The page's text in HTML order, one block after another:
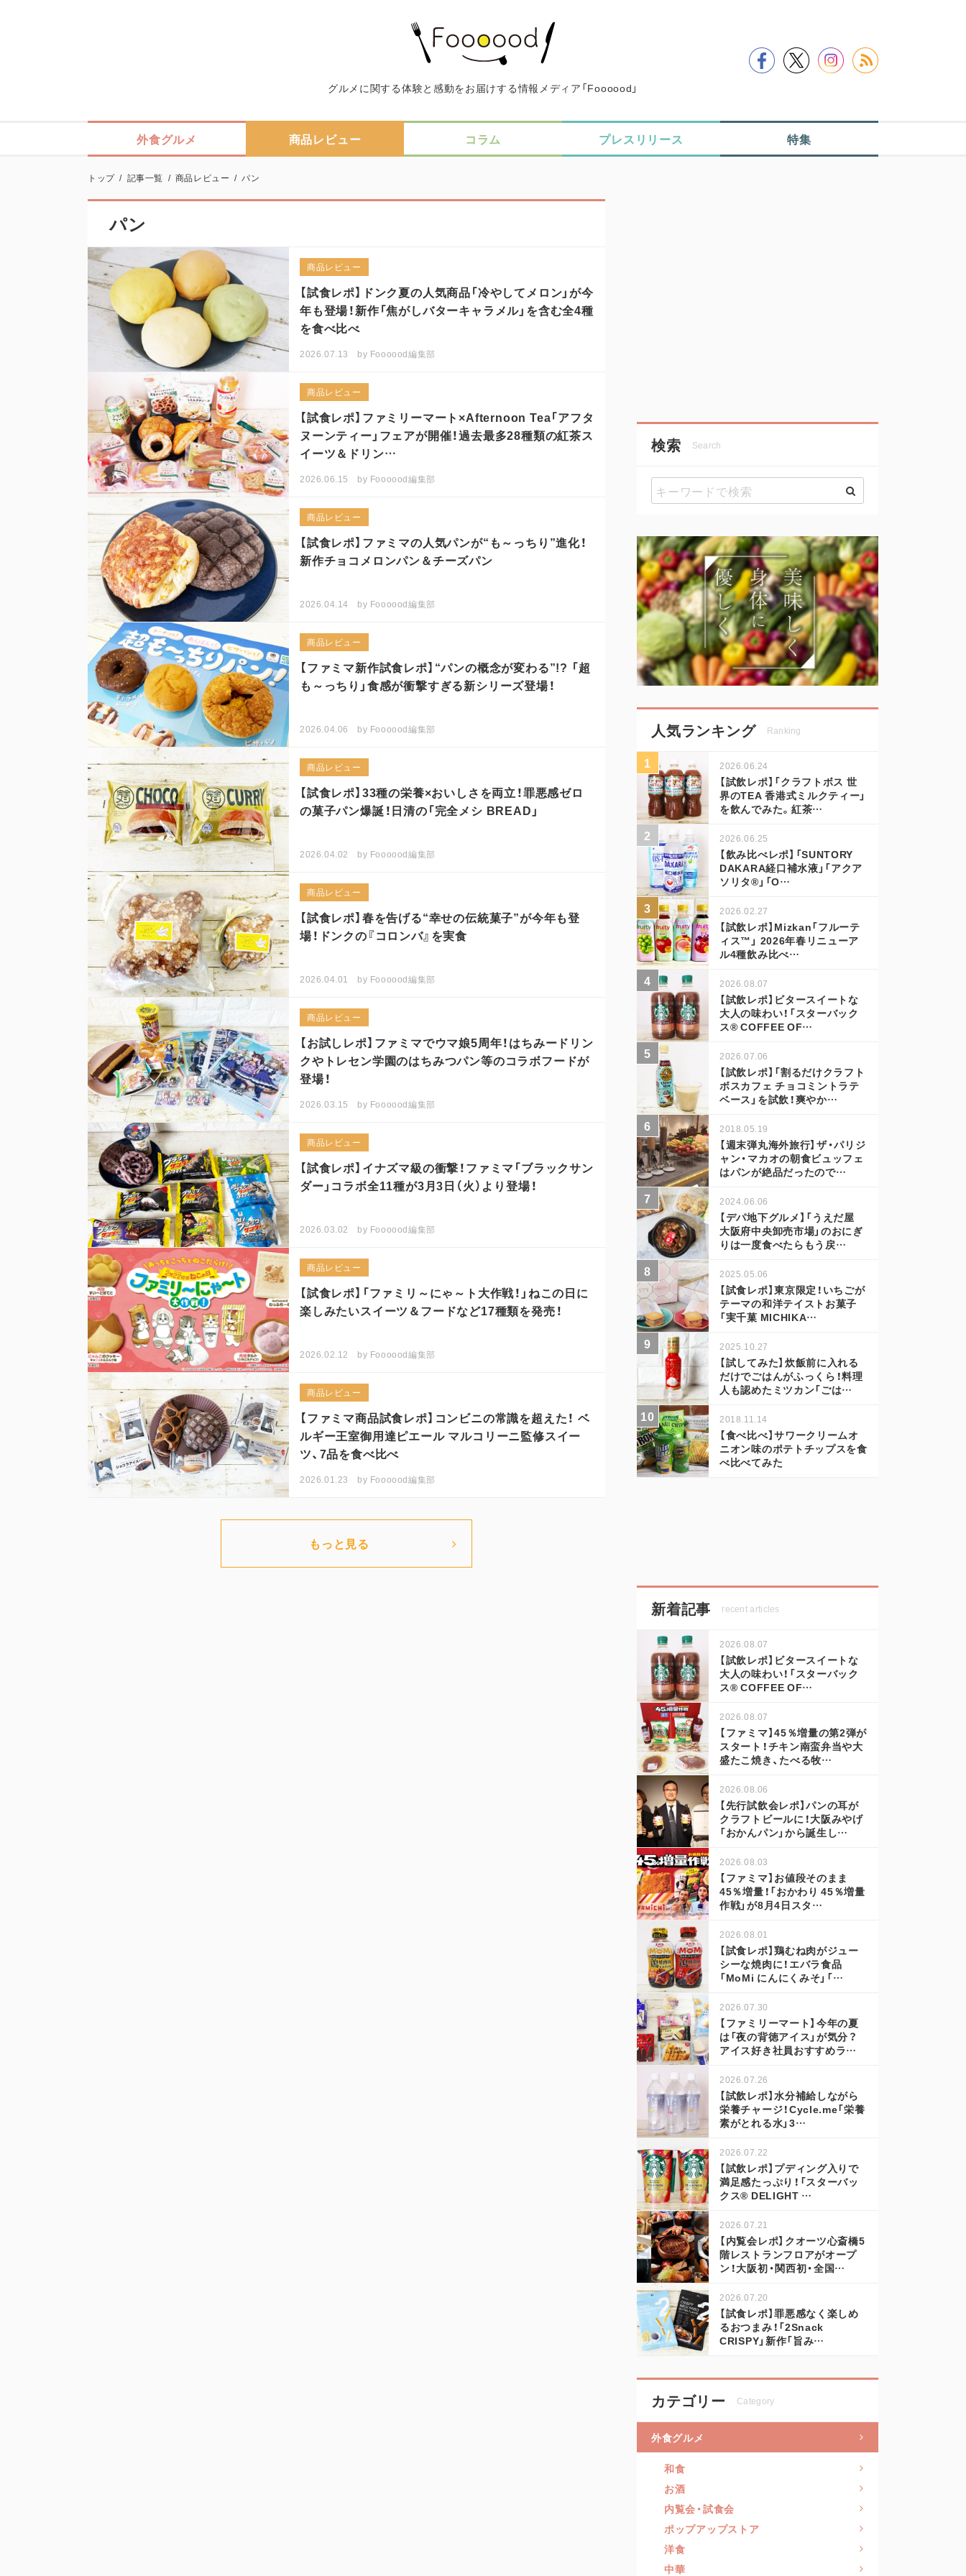
グルメに関する体験と感動をお届けする情報メディア「Foooood」
外食グルメ 商品レビュー コラム プレスリリース 特集
トップ / 記事一覧 / 商品レビュー / パン
パン
商品レビュー
【試食レポ】ドンク夏の人気商品「冷やしてメロン」が今
年も登場！新作「焦がしバターキャラメル」を含む全4種
を食べ比べ
2026.07.13 by Foooood編集部
商品レビュー
【試食レポ】ファミリーマート×Afternoon Tea「アフタ
ヌーンティー」フェアが開催！過去最多28種類の紅茶ス
イーツ＆ドリン…
2026.06.15 by Foooood編集部
商品レビュー
【試食レポ】ファミマの人気パンが“も～っちり”進化！
新作チョコメロンパン＆チーズパン
2026.04.14 by Foooood編集部
商品レビュー
【ファミマ新作試食レポ】“パンの概念が変わる”!? 「超
も～っちり」食感が衝撃すぎる新シリーズ登場！
2026.04.06 by Foooood編集部
商品レビュー
【試食レポ】33種の栄養×おいしさを両立！罪悪感ゼロ
の菓子パン爆誕！日清の「完全メシ BREAD」
2026.04.02 by Foooood編集部
商品レビュー
【試食レポ】春を告げる“幸せの伝統菓子”が今年も登
場！ドンクの『コロンバ』を実食
2026.04.01 by Foooood編集部
商品レビュー
【お試しレポ】ファミマでウマ娘5周年！はちみードリン
クやトレセン学園のはちみつパン等のコラボフードが
登場！
2026.03.15 by Foooood編集部
商品レビュー
【試食レポ】イナズマ級の衝撃！ファミマ「ブラックサン
ダー」コラボ全11種が3月3日（火）より登場！
2026.03.02 by Foooood編集部
商品レビュー
【試食レポ】「ファミリ～にゃ～ト大作戦！」ねこの日に
楽しみたいスイーツ＆フードなど17種類を発売！
2026.02.12 by Foooood編集部
商品レビュー
【ファミマ商品試食レポ】コンビニの常識を超えた！ ベ
ルギー王室御用達ピエール マルコリーニ監修スイー
ツ、7品を食べ比べ
2026.01.23 by Foooood編集部
もっと見る
検索 Search
人気ランキング Ranking
2026.06.24
【試飲レポ】「クラフトボス 世
界のTEA 香港式ミルクティー」
を飲んでみた。紅茶…
2026.06.25
【飲み比べレポ】「SUNTORY
DAKARA経口補水液」「アクア
ソリタ®」「O…
2026.02.27
【試飲レポ】Mizkan「フルーテ
ィス™」 2026年春リニューア
ル4種飲み比べ…
2026.08.07
【試飲レポ】ビタースイートな
大人の味わい！「スターバック
ス® COFFEE OF…
2026.07.06
【試飲レポ】「割るだけクラフト
ボスカフェ チョコミントラテ
ベース」を試飲！爽やか…
2018.05.19
【週末弾丸海外旅行】ザ・パリジ
ャン・マカオの朝食ビュッフェ
はパンが絶品だったので…
2024.06.06
【デパ地下グルメ】「うえだ屋
大阪府中央卸売市場」のおにぎ
りは一度食べたらもう戻…
2025.05.06
【試食レポ】東京限定！いちごが
テーマの和洋テイストお菓子
「実千菓 MICHIKA…
2025.10.27
【試してみた】炊飯前に入れる
だけでごはんがふっくら！料理
人も認めたミツカン「ごは…
2018.11.14
【食べ比べ】サワークリームオ
ニオン味のポテトチップスを食
べ比べてみた
新着記事 recent articles
2026.08.07
【試飲レポ】ビタースイートな
大人の味わい！「スターバック
ス® COFFEE OF…
2026.08.07
【ファミマ】45％増量の第2弾が
スタート！チキン南蛮弁当や大
盛たこ焼き、たべる牧…
2026.08.06
【先行試飲会レポ】パンの耳が
クラフトビールに！大阪みやげ
「おかんパン」から誕生し…
2026.08.03
【ファミマ】お値段そのまま
45％増量！「おかわり 45％増量
作戦」が8月4日スタ…
2026.08.01
【試食レポ】鶏むね肉がジュー
シーな焼肉に！エバラ食品
「MoMi にんにくみそ」「…
2026.07.30
【ファミリーマート】今年の夏
は「夜の背徳アイス」が気分？
アイス好き社員おすすめラ…
2026.07.26
【試飲レポ】水分補給しながら
栄養チャージ！Cycle.me「栄養
素がとれる水」3…
2026.07.22
【試飲レポ】プディング入りで
満足感たっぷり！「スターバッ
クス® DELIGHT …
2026.07.21
【内覧会レポ】クオーツ心斎橋5
階レストランフロアがオープ
ン！大阪初・関西初・全国…
2026.07.20
【試食レポ】罪悪感なく楽しめ
るおつまみ！「2Snack
CRISPY」新作「旨み…
カテゴリー Category
外食グルメ
和食
お酒
内覧会・試食会
ポップアップストア
洋食
中華